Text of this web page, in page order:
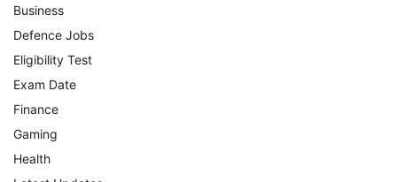
Business
Defence Jobs
Eligibility Test
Exam Date
Finance
Gaming
Health